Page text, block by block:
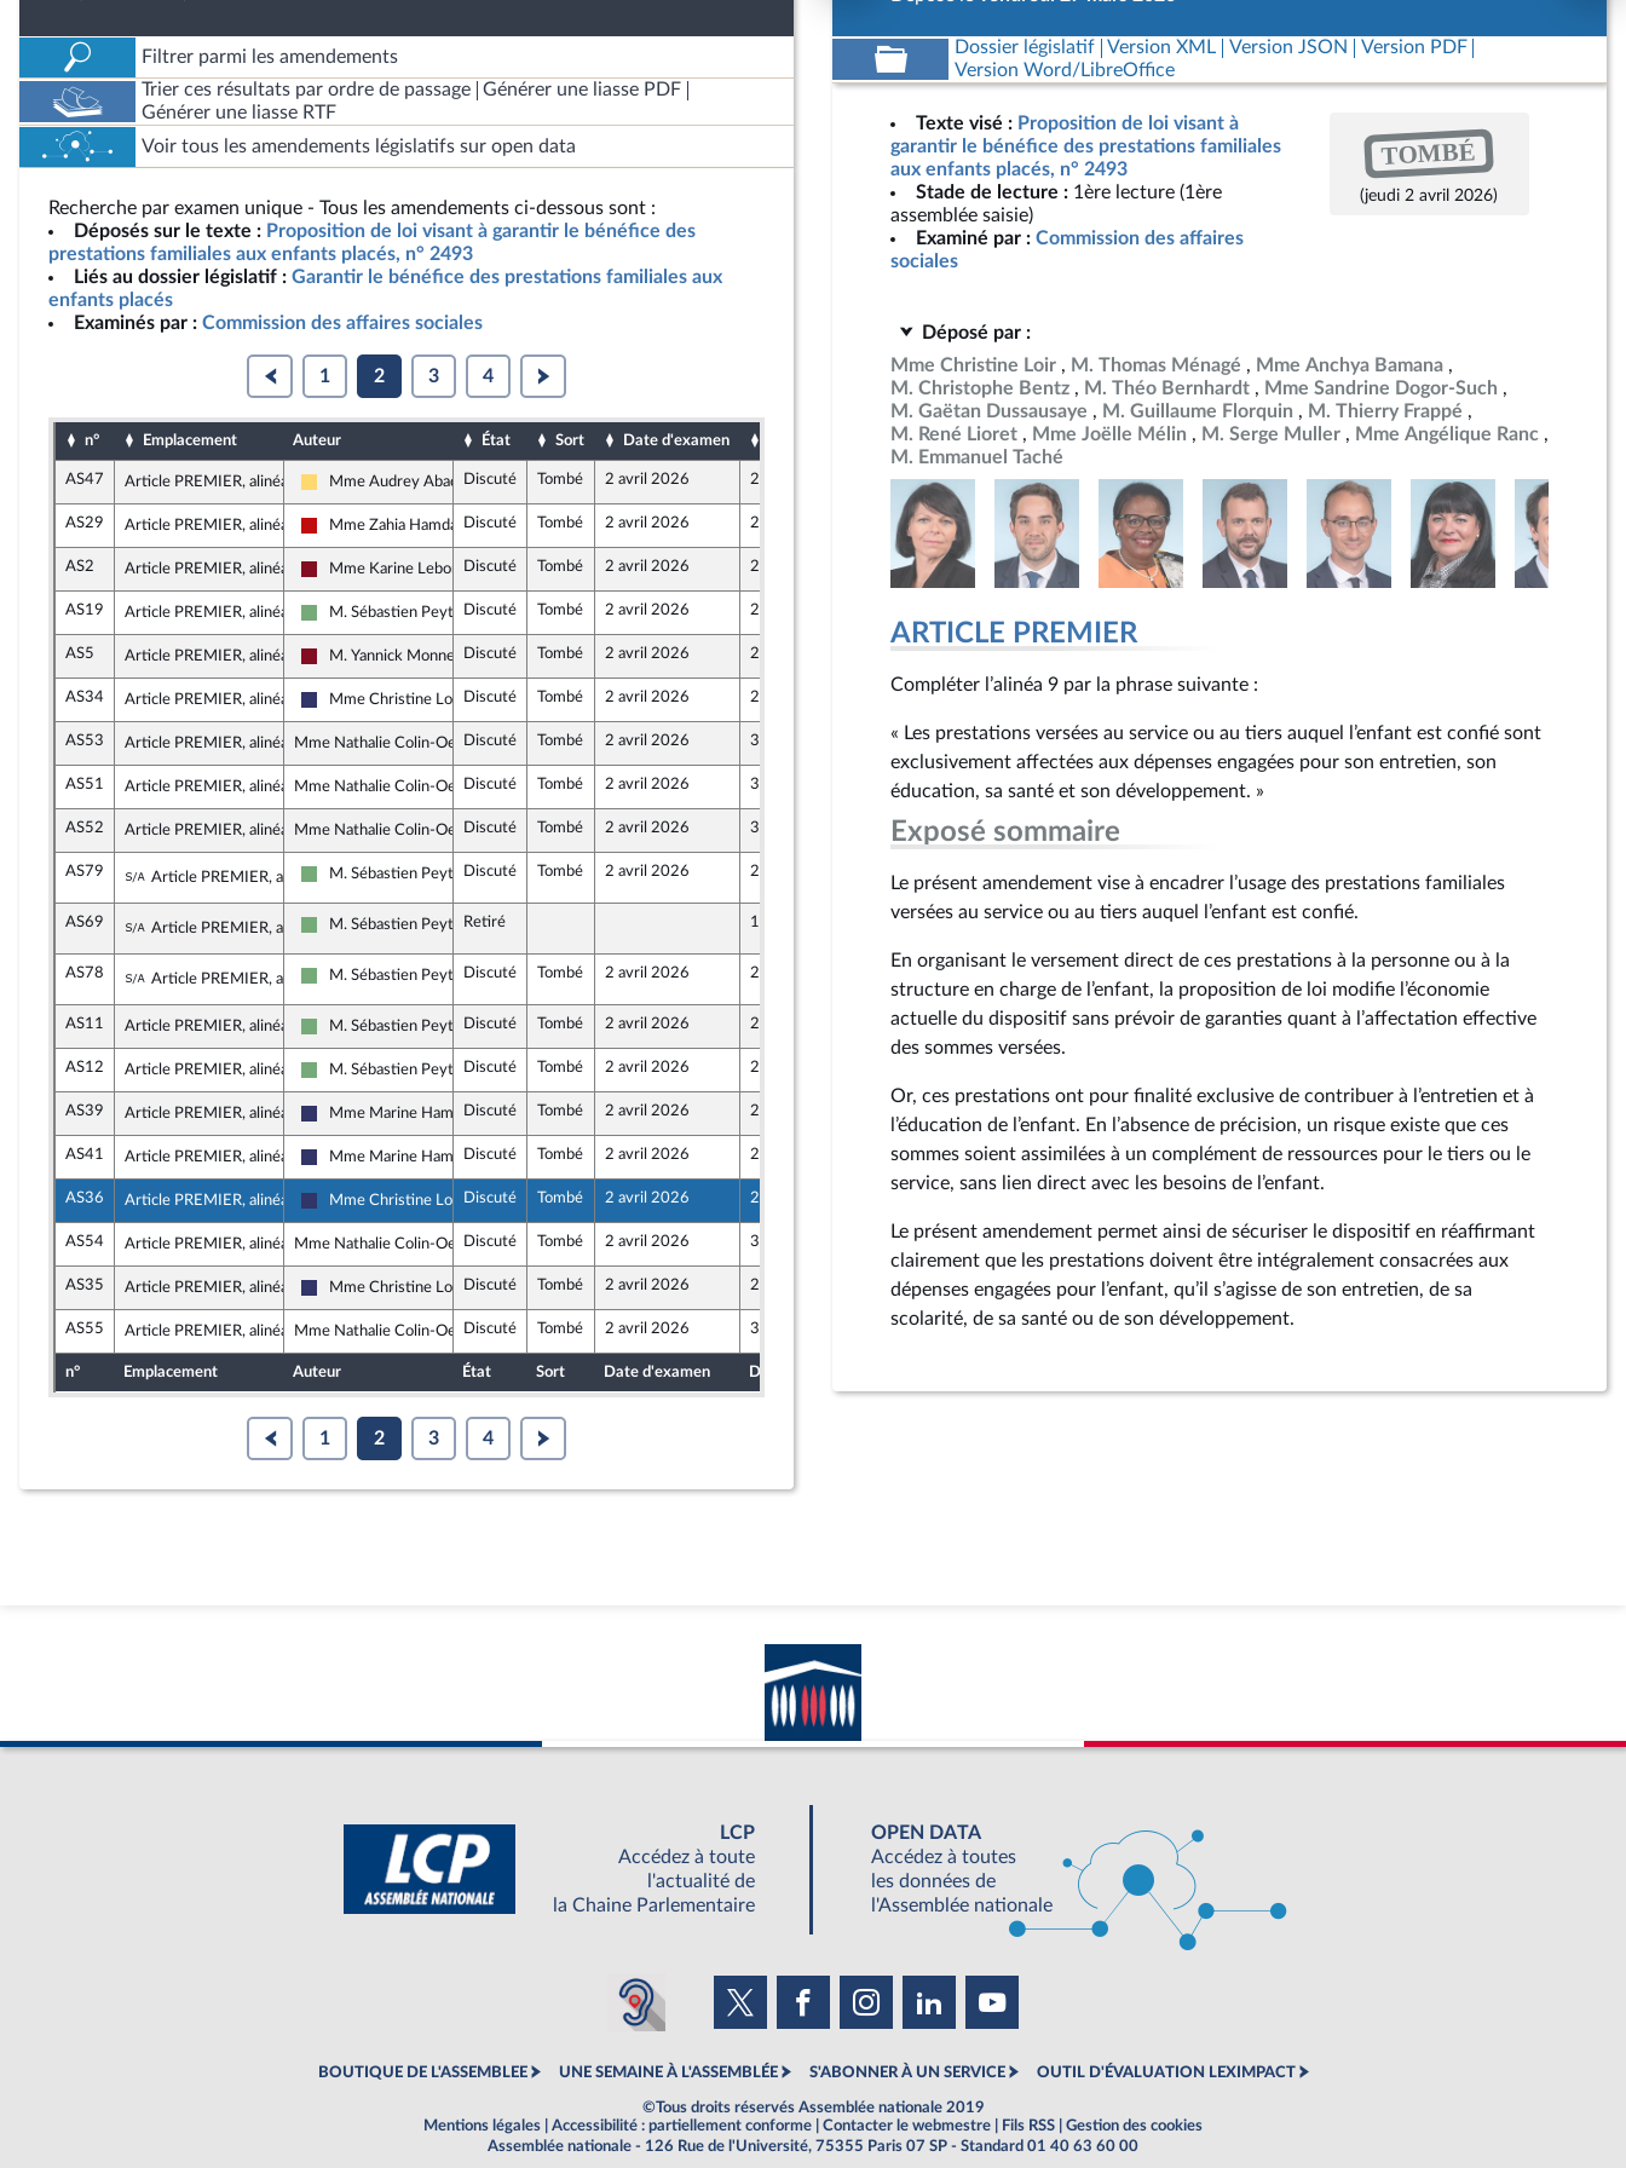
Filtrer parmi les amendements
Trier ces résultats par ordre de passage
Générer une liasse PDF
Générer une liasse RTF
Voir tous les amendements législatifs sur open data
Recherche par examen unique - Tous les amendements ci-dessous sont :
Déposés sur le texte : Proposition de loi visant à garantir le bénéfice des
prestations familiales aux enfants placés, n° 2493
Liés au dossier législatif : Garantir le bénéfice des prestations familiales aux
enfants placés
Examinés par : Commission des affaires sociales
1 2 3 4
n° Emplacement Auteur État Sort Date d'examen
AS47 Article PREMIER, alinéa 8
Libertés, Indépendants, Outre-mer et Territoires
Mme Audrey Abadie-Amiel
Discuté Tombé 2 avril 2026 28 mars 2026
AS29 Article PREMIER, alinéa 8
La France insoumise - Nouveau Front Populaire
Mme Zahia HamdaneDiscuté Tombé 2 avril 2026 27 mars 2026
AS2 Article PREMIER, alinéa 8
Gauche Démocrate et Républicaine
Mme Karine Lebon Discuté Tombé 2 avril 2026 24 mars 2026
AS19 Article PREMIER, alinéa 8
Écologiste et Social
M. Sébastien PeytavieDiscuté Tombé 2 avril 2026 26 mars 2026
AS5 Article PREMIER, alinéa 8
Gauche Démocrate et Républicaine
M. Yannick Monnet Discuté Tombé 2 avril 2026 24 mars 2026
AS34 Article PREMIER, alinéa 8
Rassemblement National
Mme Christine Loir Discuté Tombé 2 avril 2026 27 mars 2026
AS53 Article PREMIER, alinéa 9Mme Nathalie Colin-Oesterlé, rapporteure
Discuté Tombé 2 avril 2026 31 mars 2026
AS51 Article PREMIER, alinéa 9Mme Nathalie Colin-Oesterlé, rapporteure
Discuté Tombé 2 avril 2026 31 mars 2026
AS52 Article PREMIER, alinéa 9Mme Nathalie Colin-Oesterlé, rapporteure
Discuté Tombé 2 avril 2026 31 mars 2026
AS79 Sous-amendement de l'amendement n°AS52
Article PREMIER, alinéa 9Écologiste et Social
M. Sébastien PeytavieDiscuté Tombé 2 avril 2026 2 avril 2026
AS69 Sous-amendement de l'amendement n°AS52
Article PREMIER, alinéa 9Écologiste et Social
M. Sébastien PeytavieRetiré 1 avril 2026
AS78 Sous-amendement de l'amendement n°AS52
Article PREMIER, alinéa 9Écologiste et Social
M. Sébastien PeytavieDiscuté Tombé 2 avril 2026 2 avril 2026
AS11 Article PREMIER, alinéa 9
Écologiste et Social
M. Sébastien PeytavieDiscuté Tombé 2 avril 2026 25 mars 2026
AS12 Article PREMIER, alinéa 9
Écologiste et Social
M. Sébastien PeytavieDiscuté Tombé 2 avril 2026 25 mars 2026
AS39 Article PREMIER, alinéa 9
Rassemblement National
Mme Marine HameletDiscuté Tombé 2 avril 2026 27 mars 2026
AS41 Article PREMIER, alinéa 9
Rassemblement National
Mme Marine HameletDiscuté Tombé 2 avril 2026 27 mars 2026
AS36 Article PREMIER, alinéa 9
Rassemblement National
Mme Christine Loir Discuté Tombé 2 avril 2026 27 mars 2026
AS54 Article PREMIER, alinéa 9Mme Nathalie Colin-Oesterlé, rapporteure
Discuté Tombé 2 avril 2026 31 mars 2026
AS35 Article PREMIER, alinéa 9
Rassemblement National
Mme Christine Loir Discuté Tombé 2 avril 2026 27 mars 2026
AS55 Article PREMIER, alinéa 10Mme Nathalie Colin-Oesterlé, rapporteure
Discuté Tombé 2 avril 2026 31 mars 2026
n° Emplacement Auteur État Sort Date d'examen Date de dépôt
1 2 3 4
Dossier législatif Version XML Version JSON
Version PDF
Version Word/LibreOffice
Texte visé : Proposition de loi visant à
garantir le bénéfice des prestations familiales
aux enfants placés, n° 2493
Stade de lecture : 1ère lecture (1ère
assemblée saisie)
Examiné par : Commission des affaires
sociales
TOMBÉ
(jeudi 2 avril 2026)
Déposé par :
Mme Christine Loir
M. Thomas Ménagé
Mme Anchya Bamana
M. Christophe Bentz
M. Théo Bernhardt
Mme Sandrine Dogor-Such
M. Gaëtan Dussausaye
M. Guillaume Florquin
M. Thierry Frappé
M. René Lioret
Mme Joëlle Mélin M. Serge Muller
Mme Angélique Ranc
M. Emmanuel Taché
ARTICLE PREMIER
Compléter l’alinéa 9 par la phrase suivante :
« Les prestations versées au service ou au tiers auquel l’enfant est confié sont
exclusivement affectées aux dépenses engagées pour son entretien, son
éducation, sa santé et son développement. »
Exposé sommaire
Le présent amendement vise à encadrer l’usage des prestations familiales
versées au service ou au tiers auquel l’enfant est confié.
En organisant le versement direct de ces prestations à la personne ou à la
structure en charge de l’enfant, la proposition de loi modifie l’économie
actuelle du dispositif sans prévoir de garanties quant à l’affectation effective
des sommes versées.
Or, ces prestations ont pour finalité exclusive de contribuer à l’entretien et à
l’éducation de l’enfant. En l’absence de précision, un risque existe que ces
sommes soient assimilées à un complément de ressources pour le tiers ou le
service, sans lien direct avec les besoins de l’enfant.
Le présent amendement permet ainsi de sécuriser le dispositif en réaffirmant
clairement que les prestations doivent être intégralement consacrées aux
dépenses engagées pour l’enfant, qu’il s’agisse de son entretien, de sa
scolarité, de sa santé ou de son développement.
LCP
Accédez à toute
l'actualité de
la Chaine Parlementaire
OPEN DATA
Accédez à toutes
les données de
l'Assemblée nationale
BOUTIQUE DE L'ASSEMBLEE UNE SEMAINE À L'ASSEMBLÉE S'ABONNER À UN SERVICE OUTIL D'ÉVALUATION LEXIMPACT
©Tous droits réservés Assemblée nationale 2019
Mentions légales
Accessibilité : partiellement conforme Contacter le webmestre Fils RSS
Gestion des cookies
Assemblée nationale - 126 Rue de l'Université, 75355 Paris 07 SP - Standard 01 40 63 60 00